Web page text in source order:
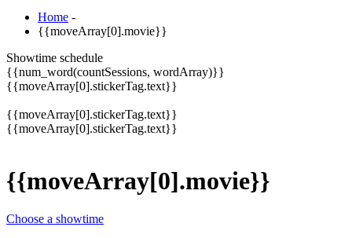
Home -
{{moveArray[0].movie}}
Showtime schedule
{{num_word(countSessions, wordArray)}}
{{moveArray[0].stickerTag.text}}
{{moveArray[0].stickerTag.text}}
{{moveArray[0].stickerTag.text}}
{{moveArray[0].movie}}
Choose a showtime